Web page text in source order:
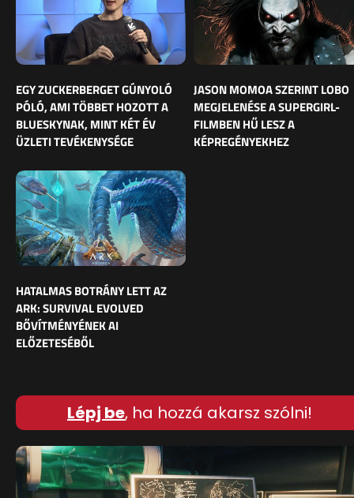
EGY ZUCKERBERGET GÚNYOLÓ
PÓLÓ, AMI TÖBBET HOZOTT A
BLUESKYNAK, MINT KÉT ÉV
ÜZLETI TEVÉKENYSÉGE
JASON MOMOA SZERINT LOBO
MEGJELENÉSE A SUPERGIRL-
FILMBEN HŰ LESZ A
KÉPREGÉNYEKHEZ
HATALMAS BOTRÁNY LETT AZ
ARK: SURVIVAL EVOLVED
BŐVÍTMÉNYÉNEK AI
ELŐZETESÉBŐL
Lépj be, ha hozzá akarsz szólni!